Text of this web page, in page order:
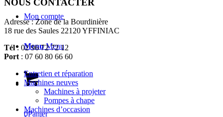
Mon compte
Menu Menu
0Panier
NOUS CONTACTER
Adresse : Zone de la Bourdinière
18 rue des Saules 22120 YFFINIAC
Tél: 02 96 72 72 12
Port : 07 60 80 66 60
Entretien et réparation
Machines neuves
Machines à projeter
Pompes à chape
Machines d’occasion